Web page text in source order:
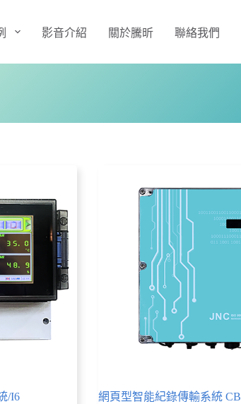
影音介紹 關於騰昕 聯絡我們
/I6
網頁型智能紀錄傳輸系統 CB